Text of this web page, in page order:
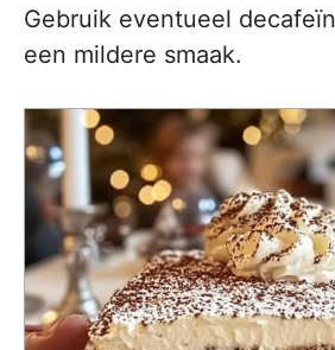
Gebruik eventueel
een mildere smaak.